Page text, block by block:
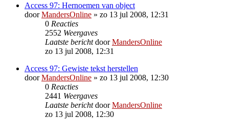
Access 97: Hernoemen van object
doorMandersOnline » zo 13 jul 2008, 12:31
0 Reacties
2552 Weergaves
Laatste berichtdoorMandersOnline
zo 13 jul 2008, 12:31
Access 97: Gewiste tekst herstellen
doorMandersOnline » zo 13 jul 2008, 12:30
0 Reacties
2441 Weergaves
Laatste berichtdoorMandersOnline
zo 13 jul 2008, 12:30